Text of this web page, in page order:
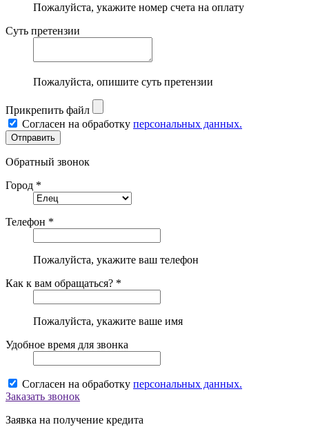
Пожалуйста, укажите номер счета на оплату
Суть претензии
Пожалуйста, опишите суть претензии
Прикрепить файл
Согласен на обработку персональных данных.
Обратный звонок
Город *
Телефон *
Пожалуйста, укажите ваш телефон
Как к вам обращаться? *
Пожалуйста, укажите ваше имя
Удобное время для звонка
Согласен на обработку персональных данных.
Заказать звонок
Заявка на получение кредита